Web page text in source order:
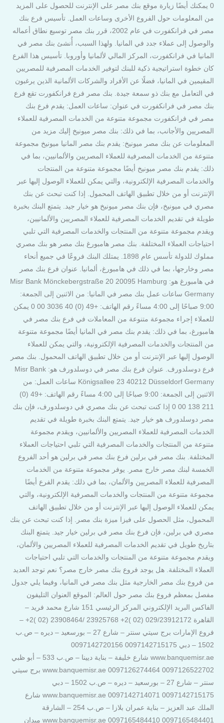
0 يمكنك أيضًا زيارة موقع بنك مصر على الإنترنت للحصول على المزيد
من المعلومات حول الفروع الأخرى وساعات العمل. تأسيس فرع بنك
مصر في فرانكفورت في عام 2002، قرر بنك مصر توسيع نطاق أعماله
والوصول إلى عملاء جدد في المانيا. ولهذا السبب، أُنشئ بنك مصر في
المانيا في فرانكفورت، المركز المالي لألمانيا وأوروبا. تأسيس هذا الفرع
كان خطوة استراتيجية ذكية للبنك لتوفير الخدمات المصرفية للمصريين
المقيمين في المانيا، فضلًا عن الأفراد والشركات الألمانية الذين يرغبون
في التعامل مع بنك ذو سمعة جيدة. بنك مصر فرع فرانكفورت تقع فرع
بنك مصر في فرانكفورت في عنوان: ساعات العمل: يقدم فرع بنك
مصر في فرانكفورت مجموعة متنوعة من الخدمات المصرفية للعملاء
المصريين والأجانب، بما في ذلك: بنك مصر ميونيخ إليك مزيد من
المعلومات عن بنك مصر ميونيخ: يقدم بنك مصر المانيا ميونيخ مجموعة
متنوعة من الخدمات المصرفية للعملاء المصريين والألمانيين، بما في
ذلك: يقدم بنك مصر ميونيخ أيضًا مجموعة متنوعة من المنتجات
والخدمات المصرفية الإلكترونية، والتي يمكن للعملاء الوصول إليها عبر
الإنترنت أو من خلال تطبيق الهاتف المحمول. إذا كنت تبحث عن بنك
مصري في ميونيخ، فإن بنك مصر ميونيخ هو خيار جيد. يتمتع البنك بخبرة
طويلة في تقديم الخدمات المصرفية للعملاء المصريين والألمانيين،
ويقدم مجموعة متنوعة من المنتجات والخدمات المصرفية التي تلبي
احتياجات العملاء المختلفة. بنك مصر هامبورغ بنك مصر هو بنك مصري
مملوك للدولة تأسس عام 1898. يمتلك البنك فروعًا في جميع أنحاء
مصر وخارجها، بما في ذلك في هامبورغ، ألمانيا. عنوان فرع بنك مصر
في هامبورغ هو: Misr Bank Mönckebergstraße 20 20095 Hamburg
Germany ساعات عمل بنك مصر في المانيا: من الاثنين إلى الجمعة:
9:00 صباحًا إلى 4:00 مساءً رقم الهاتف: +49 (0) 40 3036 00 0 يمكن
للعملاء إجراء مجموعة متنوعة من المعاملات في فرع بنك مصر في
هامبورغ، بما في ذلك: يقدم بنك مصر في المانيا أيضًا مجموعة متنوعة
من المنتجات والخدمات المصرفية الإلكترونية، والتي يمكن للعملاء
الوصول إليها عبر الإنترنت أو من خلال تطبيق الهاتف المحمول. بنك مصر
فرع دوسلدورف. عنوان فرع بنك مصر في دوسلدورف هو: Misr Bank
Königsallee 23 40212 Düsseldorf Germany ساعات العمل: من
الاثنين إلى الجمعة: 9:00 صباحًا إلى 4:00 مساءً رقم الهاتف: +49 (0)
211 138 00 0 إذا كنت تبحث عن بنك مصري في دوسلدورف، فإن بنك
مصر دوسلدورف هو خيار جيد. يتمتع البنك بخبرة طويلة في تقديم
الخدمات المصرفية للعملاء المصريين والألمانيين، ويقدم مجموعة
متنوعة من المنتجات والخدمات المصرفية التي تلبي احتياجات العملاء
المختلفة. بنك مصر في برلين فرع بنك مصر في برلين هو أحد الفروع
الخمسة لبنك مصر خارج مصر. يوفر مجموعة متنوعة من الخدمات
المصرفية للعملاء المصريين والألمان، بما في ذلك: يقدم الفرع أيضًا
مجموعة متنوعة من المنتجات والخدمات المصرفية الإلكترونية، والتي
يمكن للعملاء الوصول إليها عبر الإنترنت أو من خلال تطبيق الهاتف
المحمول، مثل الحصول على فيزا ميزة بنك مصر. إذا كنت تبحث عن بنك
مصري في برلين، فإن فرع بنك مصر في برلين خيار جيد. يتمتع البنك
بتاريخ طويل في تقديم الخدمات المصرفية للعملاء المصريين والألمان،
ويقدم مجموعة متنوعة من المنتجات والخدمات التي تلبي احتياجات
العملاء المختلفة. هل يوجد فروع بنك مصر خارج مصر؟ نعم توجد العديد
من فروع بنك مصر الخارجية مثل بنك مصر في المانيا، وفيما يلي جدول
مفصل بمعظم فروع بنك مصر حول العالم: الموقع العنوان التليفون
الفاكس البريد الإلكتروني المركز الرئيسي 151 شارع محمد فريد –
القاهرة 029/23912172 (02 )2+ 23925768 /23908464 (02 )2+ –
فروع الإمارات برج سيتي سنتر – شارع 27 – بورسعيد – ديره – ص.ب
1502 – دبي 0097142715175 0097142720156
www.banquemisr.ae شارع خليفة – بناية ديينا – ص.ب 533 – أبو ظبي
0097126522702 0097126274464 www.banquemisr.ae برج سيتي
سنتر – شارع 27 – بورسعيد – ديره – ص.ب 1502 – دبي
0097142715175 0097142714071 www.banquemisr.ae شارع
الملك عبد العزيز – بناية عمران بلازا – ص.ب 254 – الشارقة
0097165484401 0097165484410 www.banquemisr.ae ميدان